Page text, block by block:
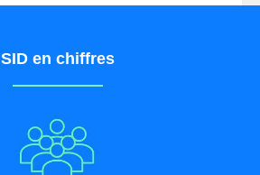
SID en chiffres